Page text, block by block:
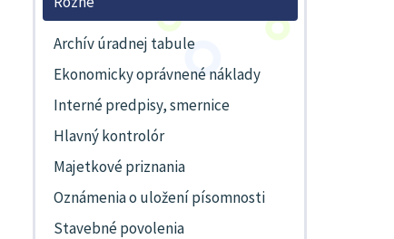
Archív úradnej tabule
Ekonomicky oprávnené náklady
Interné predpisy, smernice
Hlavný kontrolór
Majetkové priznania
Oznámenia o uložení písomnosti
Stavebné povolenia